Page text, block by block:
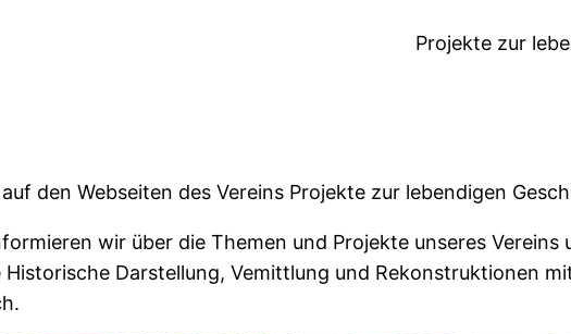
Projekte zur
den Webseiten des Vereins Projekte zur lebendigen
wir über die Themen und Projekte unseres Vereins
Historische Darstellung, Vemittlung und Rekonstruktionen